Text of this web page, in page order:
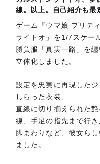
線。以上。自己紹介も最
ゲーム『ウマ娘 プリテ
ライトオ」を1/7スケー
勝負服「真実一路」を
立体化しました。
設定を忠実に再現した
しらった衣装、
直線に切り揃えられた
線、手足の指先まで行
脚まわりなど、彼女ら
ました。